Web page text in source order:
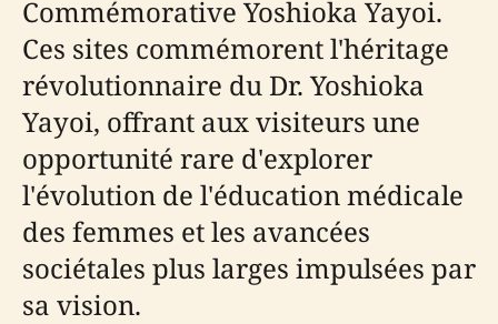
Commémorative Yoshioka Yayoi.
Ces sites commémorent l'héritage
révolutionnaire du Dr. Yoshioka
Yayoi, offrant aux visiteurs une
opportunité rare d'explorer
l'évolution de l'éducation médicale
des femmes et les avancées
sociétales plus larges impulsées par
sa vision.